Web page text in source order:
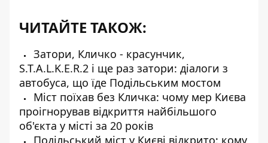
ЧИТАЙТЕ ТАКОЖ:
Затори, Кличко - красунчик,
S.T.A.L.K.E.R.2 і ще раз затори: діалоги з
автобуса, що їде Подільським мостом
Міст поїхав без Кличка: чому мер Києва
проігнорував відкриття найбільшого
об'єкта у місті за 20 років
Подільський міст у Києві відкрито: кому